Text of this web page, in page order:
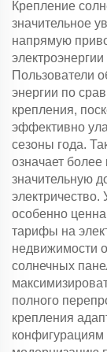
Крепление
значительное
напрямую
Пользователи
энергии по
крепления,
эффективно
сезоны года.
означает более
значительную
электричество.
особенно
тарифы на
недвижимости
солнечных
полного
крепления
конфигурациям